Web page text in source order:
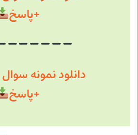
+پاسخ
+پاسخ